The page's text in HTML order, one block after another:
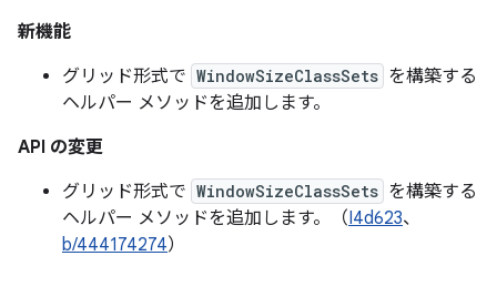
新機能
グリッド形式で WindowSizeClassSets を構築する
ヘルパー メソッドを追加します。
API の変更
グリッド形式で WindowSizeClassSets を構築する
ヘルパー メソッドを追加します。（I4d623、
b/444174274）